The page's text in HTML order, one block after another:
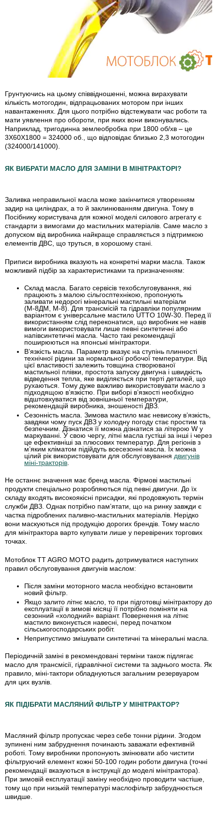
Грунтуючись на цьому співвідношенні, можна вирахувати
кількість мотогодин, відпрацьованих мотором при інших
навантаженнях. Для цього потрібно відстежувати час роботи та
мати уявлення про обороти, при яких вони виконувались.
Наприклад, тригодинна землеобробка при 1800 об/хв – це
3Х60Х1800 = 324000 об., що відповідає близько 2,3 мотогодин
(324000/141000).
ЯК ВИБРАТИ МАСЛО ДЛЯ ЗАМІНИ В МІНІТРАКТОРІ?
Заливка неправильної масла може закінчитися утворенням
задир на циліндрах, а то й заклинюванням двигуна. Тому в
Посібнику користувача для кожної моделі силового агрегату є
стандарти з вимогами до мастильних матеріалів. Саме масло з
допуском від виробника найкраще справляється з підтримкою
елементів ДВС, що труться, в хорошому стані.
Приписи виробника вказують на конкретні марки масла. Також
можливий підбір за характеристиками та призначенням:
Склад масла . Багато сервісів техобслуговування, які
працюють з малою сільгосптехнікою, пропонують
заливати недорогі мінеральні мастильні матеріали
(М-8ДМ, М-8). Для трансмісій та гідравліки популярним
варіантом є універсальне мастило UTTO 10W-30. Перед її
використанням слід переконатися, що виробник не навів
вимоги використовувати лише певні синтетичні або
напівсинтетичні масла. Часто такі рекомендації
поширюються на японські мінітрактори.
В’язкість масла . Параметр вказує на ступінь плинності
технічної рідини за нормальної робочої температури. Від
цієї властивості залежить товщина створюваної
мастильної плівки, простота запуску двигуна і швидкість
відведення тепла, яке виділяється при терті деталей, що
рухаються. Тому дуже важливо використовувати масло з
підходящою в’язкістю. При виборі в’язкості необхідно
відштовхуватися від зовнішньої температури,
рекомендацій виробника, зношеності ДВЗ.
Сезонність масла Зимова мастило має невисоку в’язкість,
завдяки чому пуск ДВЗ у холодну погоду стає простим та
безпечним. Дізнатися її можна дізнатися за літерою W у
маркуванні. У свою чергу, літні масла густіші за інші і через
це ефективніші за плюсових температур. Для регіонів з
м’яким кліматом підійдуть всесезонні масла. Їх можна
цілий рік використовувати для обслуговування двигунів
міні-тракторів
Не останнє значення має бренд масла. Фірмові мастильні
продукти спеціально розробляються під певні двигуни. До їх
складу входять високоякісні присадки, які продовжують термін
служби ДВЗ. Однак потрібно пам’ятати, що на ринку завжди є
частка підроблених паливно-мастильних матеріалів. Нерідко
вони маскуються під продукцію дорогих брендів. Тому масло
для мінітрактора варто купувати лише у перевірених торгових
точках.
Мотоблок TT AGRO MOTO радить дотримуватися наступних
правил обслуговування двигунів маслом:
Після заміни моторного масла необхідно встановити
новий фільтр.
Якщо залито літнє масло, то при підготовці мінітрактору до
експлуатації в зимові місяці її потрібно поміняти на
сезонний «холодний» варіант. Повернення на літнє
мастило виконується навесні, перед початком
сільськогосподарських робіт.
Неприпустимо змішувати синтетичні та мінеральні масла.
Періодичній заміні в рекомендовані терміни також підлягає
масло для трансмісії, гідравлічної системи та заднього моста. Як
правило, міні-тактори обладнуються загальним резервуаром
для цих вузлів.
ЯК ПІДІБРАТИ МАСЛЯНИЙ ФІЛЬТР У МІНІТРАКТОР?
Масляний фільтр пропускає через себе тонни рідини. Згодом
зупинені ним забруднення починають заважати ефективній
роботі. Тому виробники пропонують змінювати або чистити
фільтруючий елемент кожні 50-100 годин роботи двигуна (точні
рекомендації вказуються в інструкції до моделі мінітрактора).
При зимовій експлуатації заміну необхідно проводити частіше,
тому що при низькій температурі маслофільтр забруднюється
швидше.